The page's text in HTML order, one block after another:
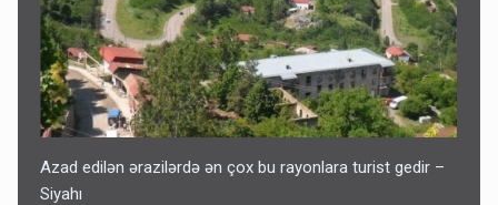
Azad edilən ərazilərdə ən çox bu rayonlara turist gedir –
Siyahı